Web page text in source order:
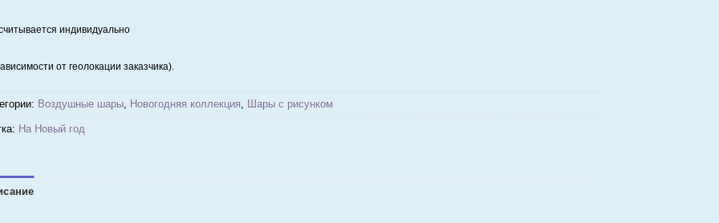
индивидуально
от геолокации заказчика).
Воздушные шары, Новогодняя коллекция, Шары с рисунком
На Новый год